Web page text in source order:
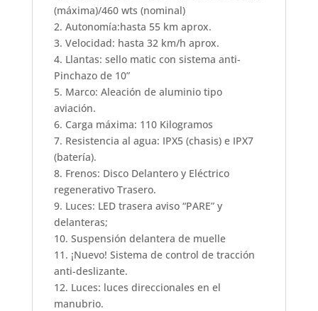
(máxima)/460 wts (nominal)
2. Autonomía:hasta 55 km aprox.
3. Velocidad: hasta 32 km/h aprox.
4. Llantas: sello matic con sistema anti-
Pinchazo de 10”
5. Marco: Aleación de aluminio tipo
aviación.
6. Carga máxima: 110 Kilogramos
7. Resistencia al agua: IPX5 (chasis) e IPX7
(batería).
8. Frenos: Disco Delantero y Eléctrico
regenerativo Trasero.
9. Luces: LED trasera aviso “PARE” y
delanteras;
10. Suspensión delantera de muelle
11. ¡Nuevo! Sistema de control de tracción
anti-deslizante.
12. Luces: luces direccionales en el
manubrio.